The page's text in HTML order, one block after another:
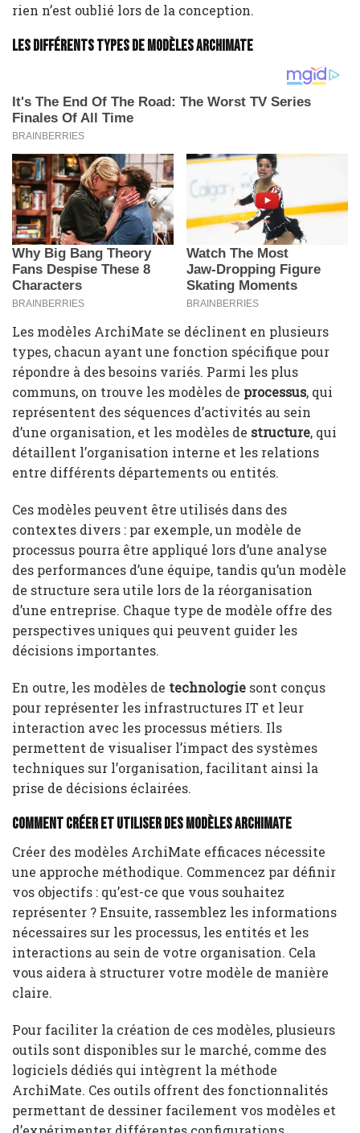
rien n’est oublié lors de la conception.
Les différents types de modèles ArchiMate
Les modèles ArchiMate se déclinent en plusieurs
types, chacun ayant une fonction spécifique pour
répondre à des besoins variés. Parmi les plus
communs, on trouve les modèles de processus, qui
représentent des séquences d’activités au sein
d’une organisation, et les modèles de structure, qui
détaillent l’organisation interne et les relations
entre différents départements ou entités.
Ces modèles peuvent être utilisés dans des
contextes divers : par exemple, un modèle de
processus pourra être appliqué lors d’une analyse
des performances d’une équipe, tandis qu’un modèle
de structure sera utile lors de la réorganisation
d’une entreprise. Chaque type de modèle offre des
perspectives uniques qui peuvent guider les
décisions importantes.
En outre, les modèles de technologie sont conçus
pour représenter les infrastructures IT et leur
interaction avec les processus métiers. Ils
permettent de visualiser l’impact des systèmes
techniques sur l’organisation, facilitant ainsi la
prise de décisions éclairées.
Comment créer et utiliser des modèles ArchiMate
Créer des modèles ArchiMate efficaces nécessite
une approche méthodique. Commencez par définir
vos objectifs : qu’est-ce que vous souhaitez
représenter ? Ensuite, rassemblez les informations
nécessaires sur les processus, les entités et les
interactions au sein de votre organisation. Cela
vous aidera à structurer votre modèle de manière
claire.
Pour faciliter la création de ces modèles, plusieurs
outils sont disponibles sur le marché, comme des
logiciels dédiés qui intègrent la méthode
ArchiMate. Ces outils offrent des fonctionnalités
permettant de dessiner facilement vos modèles et